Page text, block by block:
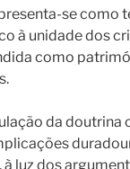
se como
à unidade dos
como
da
luz dos